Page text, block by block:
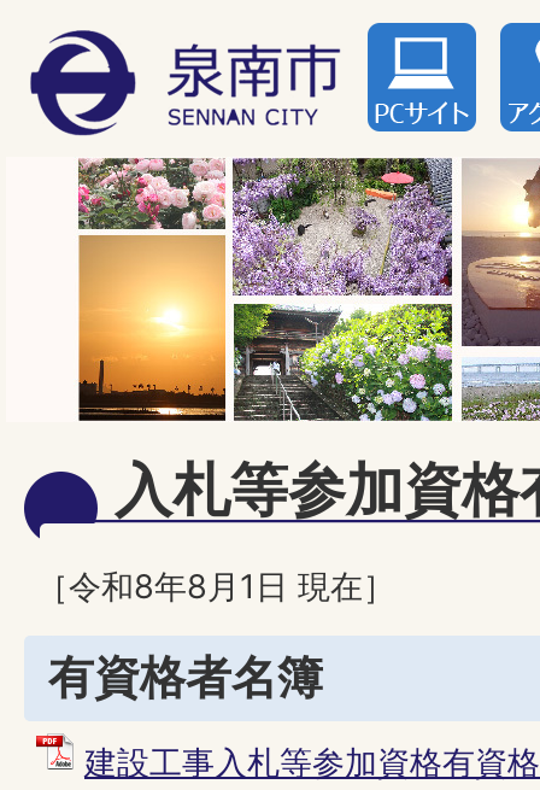
入札等参加資
［令和8年8月1日 現在］
有資格者名簿
建設工事入札等参加資格有資